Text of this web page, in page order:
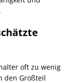
oft zu wenig
den Großteil